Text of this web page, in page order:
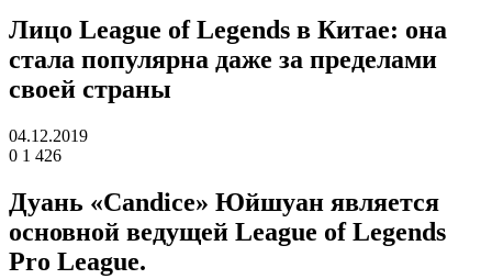
Лицо League of Legends в Китае: она
стала популярна даже за пределами
своей страны
04.12.2019
0 1 426
Дуань «Candice» Юйшуан является
основной ведущей League of Legends
Pro League.